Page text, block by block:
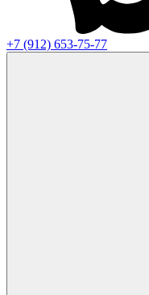
+7 (912) 653-75-77